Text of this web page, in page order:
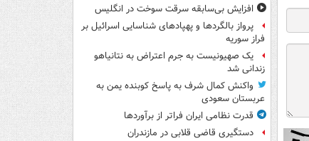
افزایش بی‌سابقه سرقت سوخت در انگلیس
پرواز بالگردها و پهپادهای شناسایی اسرائیل بر
فراز سوریه
یک صهیونیست به جرم اعتراض به نتانیاهو
زندانی شد
واکنش کمال شرف به پاسخ کوبنده یمن به
عربستان سعودی
قدرت نظامی ایران فراتر از برآوردها
دستگیری قاضی قلابی در مازندران